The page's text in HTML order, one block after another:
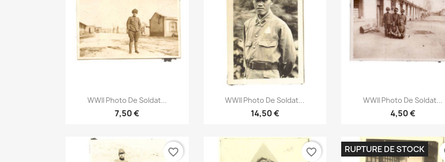
Aperçu rapide
WWII Photo De Soldat...
7,50 €
Aperçu rapide
WWII Photo De Soldat...
14,50 €
Aperçu rapide
WWII Photo De Soldat...
4,50 €
favorite_border favorite_border RUPTURE DE STOCK